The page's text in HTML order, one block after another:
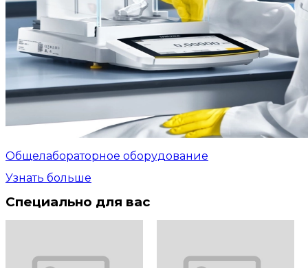
Общелабораторное оборудование
Узнать больше
Специально для вас